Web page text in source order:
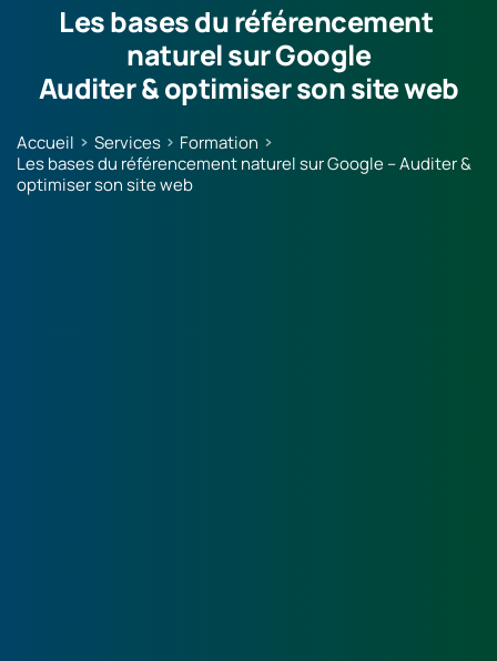
Les bases du référencement
naturel sur Google
Auditer & optimiser son site web
Accueil Services
Formation
Les bases du référencement naturel sur Google – Auditer &
optimiser son site web